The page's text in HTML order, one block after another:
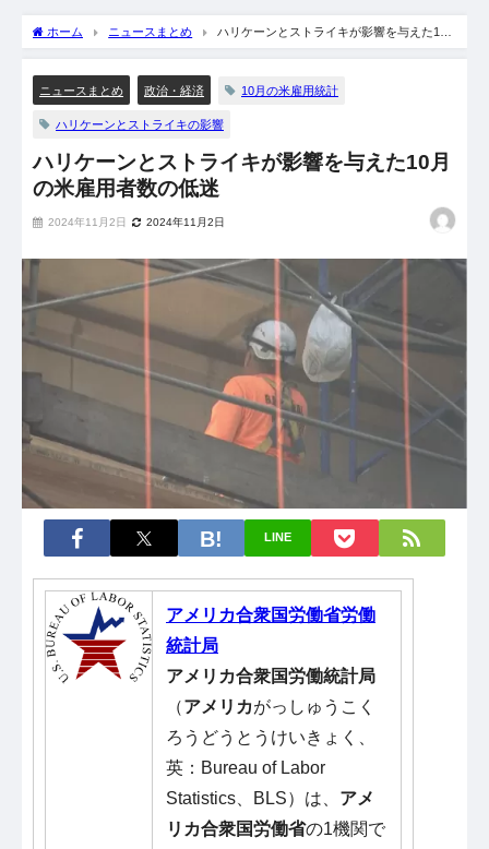
ホーム ニュースまとめ
ハリケーンとストライキが影響を与えた10
ニュースまとめ 政治・経済 10月の米雇用統計
ハリケーンとストライキの影響
ハリケーンとストライキが影響を与えた10月
の米雇用者数の低迷
2024年11月2日 2024年11月2日
LINE
アメリカ合衆国労働省労働
統計局
アメリカ合衆国労働統計局
（アメリカがっしゅうこく
ろうどうとうけいきょく、
英：Bureau of Labor
Statistics、BLS）は、 アメ
リカ合衆国労働省の1機関で